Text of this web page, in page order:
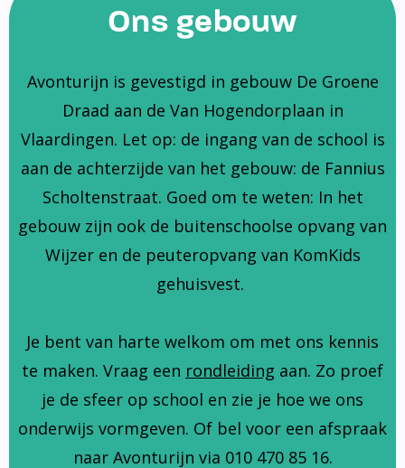
Ons gebouw
Avonturijn is gevestigd in gebouw De Groene
Draad aan de Van Hogendorplaan in
Vlaardingen. Let op: de ingang van de school is
aan de achterzijde van het gebouw: de Fannius
Scholtenstraat. Goed om te weten: In het
gebouw zijn ook de buitenschoolse opvang van
Wijzer en de peuteropvang van KomKids
gehuisvest.
Je bent van harte welkom om met ons kennis
te maken. Vraag een rondleiding aan. Zo proef
je de sfeer op school en zie je hoe we ons
onderwijs vormgeven. Of bel voor een afspraak
naar Avonturijn via 010 470 85 16.